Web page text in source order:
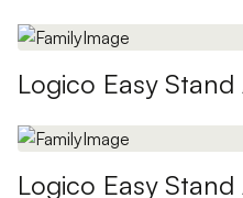
Logico Easy
Logico Easy